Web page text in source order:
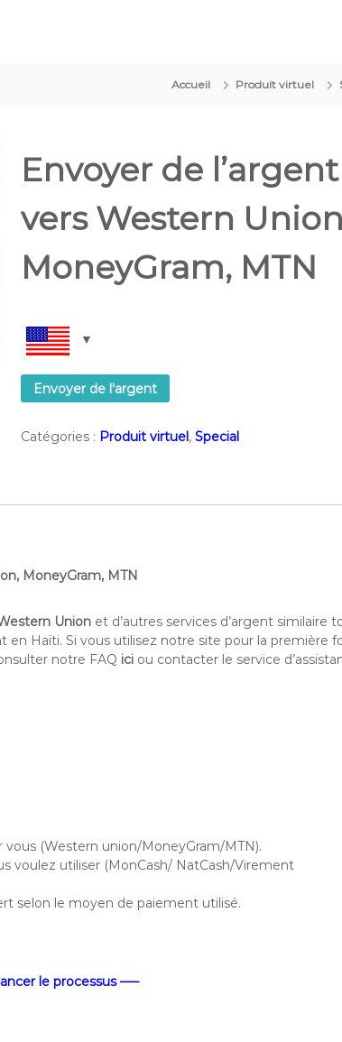
Accueil Produit virtuel
Envoyer de l’argent
vers Western
MoneyGram, MTN
Envoyer de l'argent
Catégories : Produit virtuel, Special
MoneyGram, MTN
Union et d’autres services d’argent similaire
en Haïti. Si vous utilisez notre site pour la première
notre FAQ ici ou contacter le service
(Western union/MoneyGram/MTN).
voulez utiliser (MonCash/ NatCash/Virement
selon le moyen de paiement utilisé.
le processus —–